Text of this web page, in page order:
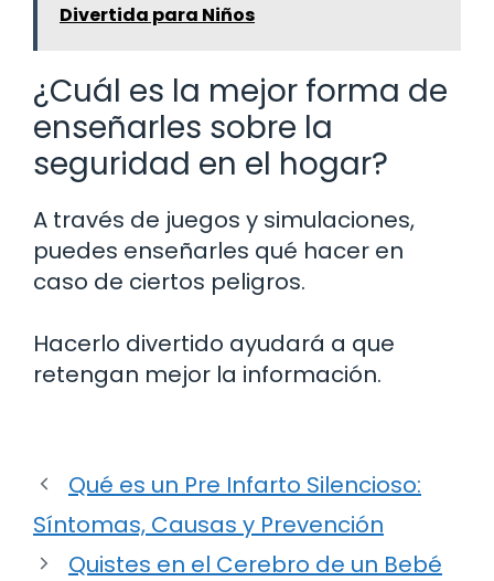
Divertida para Niños
¿Cuál es la mejor forma de
enseñarles sobre la
seguridad en el hogar?
A través de juegos y simulaciones,
puedes enseñarles qué hacer en
caso de ciertos peligros.
Hacerlo divertido ayudará a que
retengan mejor la información.
Qué es un Pre Infarto Silencioso:
Síntomas, Causas y Prevención
Quistes en el Cerebro de un Bebé